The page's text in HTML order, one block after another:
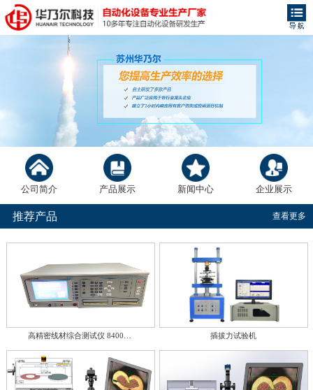
公司简介 产品展示 新闻中心 企业展示
推荐产品 查看更多
高精密线材综合测试仪 8400… 插拔力试验机